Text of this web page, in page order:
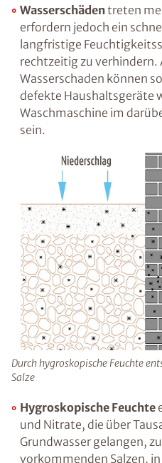
fehlende oder
Abdichtung. Feuchtigkeit
von unten, d.h. über die
verbundenen
„kapillar aufsteigende“
vielen Fällen der Grund für
Feuchtigkeitsprobleme in
Räumen wie dem Keller.
Wärmebrücken entstehen.
Wasserschädentreten
erfordern jedoch ein
langfristige
rechtzeitig zu verhindern.
solchen Wasserschaden
Rohrbrüche als auch
wie z.B. eine
im darüber liegenden